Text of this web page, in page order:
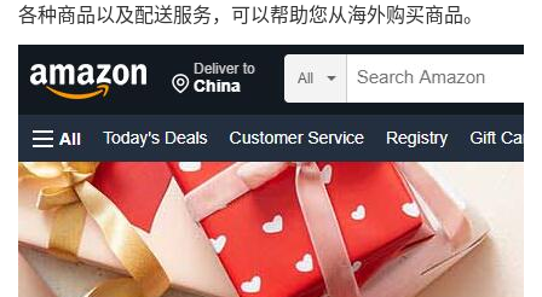
各种商品以及配送服务，可以帮助您从海外购买商品。